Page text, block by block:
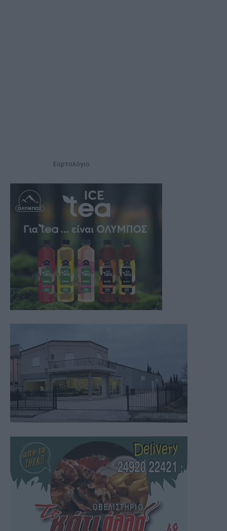
Εορτολόγιο